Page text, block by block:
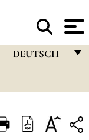
DEUTSCH
ITALIANO